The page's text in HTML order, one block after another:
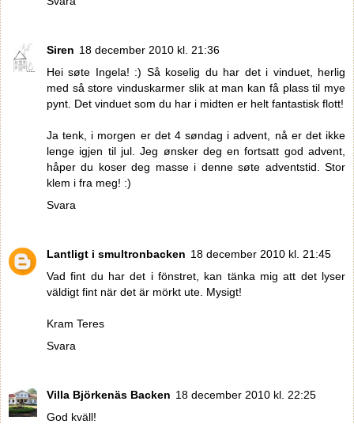
Siren 18 december 2010 kl. 21:36
Hei søte Ingela! :) Så koselig du har det i vinduet, herlig
med så store vinduskarmer slik at man kan få plass til mye
pynt. Det vinduet som du har i midten er helt fantastisk flott!
Ja tenk, i morgen er det 4 søndag i advent, nå er det ikke
lenge igjen til jul. Jeg ønsker deg en fortsatt god advent,
håper du koser deg masse i denne søte adventstid. Stor
klem i fra meg! :)
Svara
Lantligt i smultronbacken 18 december 2010 kl. 21:45
Vad fint du har det i fönstret, kan tänka mig att det lyser
väldigt fint när det är mörkt ute. Mysigt!
Kram Teres
Svara
Villa Björkenäs Backen 18 december 2010 kl. 22:25
God kväll!